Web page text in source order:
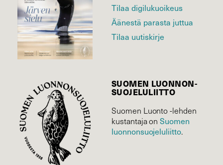
Tilaa digilukuoikeus
Äänestä parasta juttua
Tilaa uutiskirje
SUOMEN LUONNON­
SUOJELU­LIITTO
Suomen Luonto -lehden
kustantaja onSuomen
luonnonsuojelu­liitto.